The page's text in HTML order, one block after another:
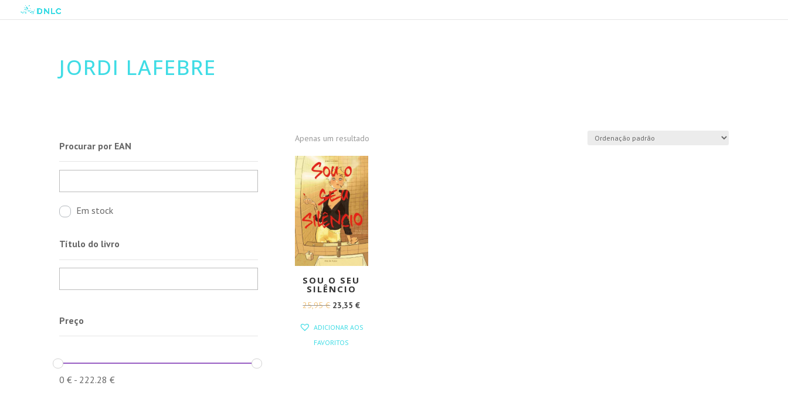
JORDI LAFEBRE
Procurar por EAN
Em stock
Título do livro
Preço
0 €- 222.28 €
Apenas um resultado
SOU O SEU
SILÊNCIO
25,95€ O
23,35€O
ADICIONAR AOS
FAVORITOS